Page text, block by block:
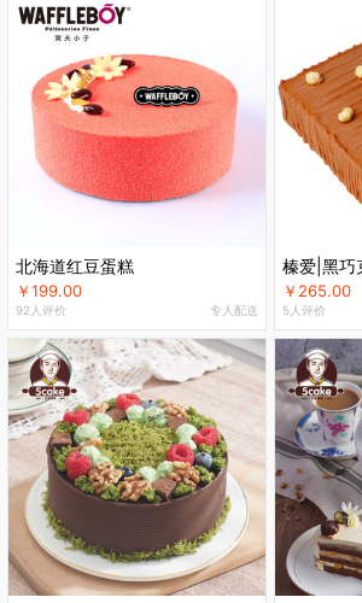
北海道红豆蛋糕
￥199.00
92人评价 专人配送
榛爱|黑巧
￥265.00
5人评价